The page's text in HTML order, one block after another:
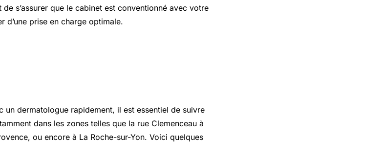
s’assurer que le cabinet est conventionné avec votre
d’une prise en charge optimale.
un dermatologue rapidement, il est essentiel de suivre
dans les zones telles que la rue Clemenceau à
ou encore à La Roche-sur-Yon. Voici quelques